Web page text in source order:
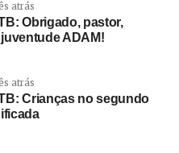
atrás
Obrigado, pastor,
ADAM!
atrás
Crianças no segundo